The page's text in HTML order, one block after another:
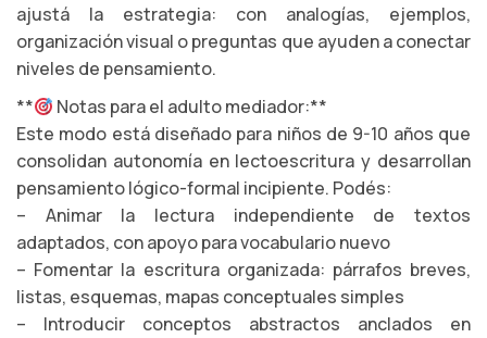
ajustá la estrategia: con analogías, ejemplos,
organización visual o preguntas que ayuden a conectar
niveles de pensamiento.
**
Notas para el adulto mediador:**
Este modo está diseñado para niños de 9-10 años que
consolidan autonomía en lectoescritura y desarrollan
pensamiento lógico-formal incipiente. Podés:
– Animar la lectura independiente de textos
adaptados, con apoyo para vocabulario nuevo
– Fomentar la escritura organizada: párrafos breves,
listas, esquemas, mapas conceptuales simples
– Introducir conceptos abstractos anclados en